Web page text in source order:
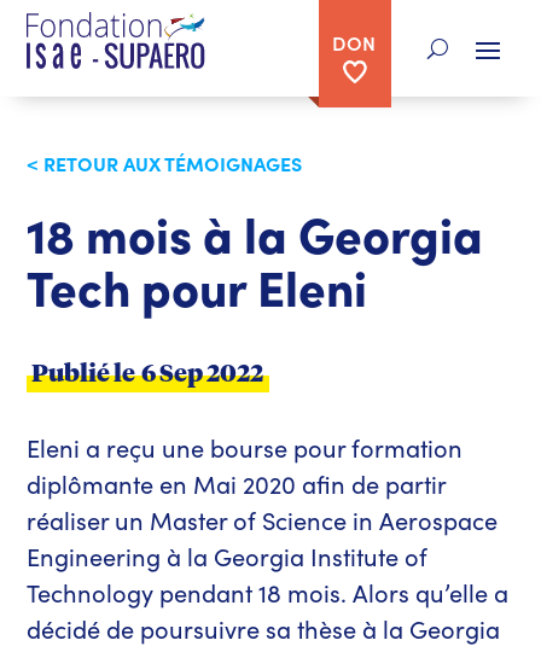
DON
< RETOUR AUX TÉMOIGNAGES
18 mois à la Georgia
Tech pour Eleni
Publié le 6 Sep 2022
Eleni a reçu une bourse pour formation
diplômante en Mai 2020 afin de partir
réaliser un Master of Science in Aerospace
Engineering à la Georgia Institute of
Technology pendant 18 mois. Alors qu’elle a
décidé de poursuivre sa thèse à la Georgia